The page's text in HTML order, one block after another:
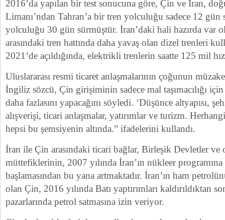
2016’da yapılan bir test sonucuna göre, Çin ve İran,
Limanı’ndan Tahran’a bir tren yolculuğu sadece 12
yolculuğu 30 gün sürmüştür. İran’daki hali hazırda var
arasındaki tren hattında daha yavaş olan dizel trenleri
2021’de açıldığında, elektrikli trenlerin saatte 125 mil
Uluslararası resmi ticaret anlaşmalarının çoğunun
İngiliz sözcü, Çin girişiminin sadece mal taşımacılığı
daha fazlasını yapacağını söyledi. ‘Düşünce altyapısı,
alışverişi, ticari anlaşmalar, yatırımlar ve turizm.
hepsi bu şemsiyenin altında.” ifadelerini kullandı.
İran ile Çin arasındaki ticari bağlar, Birleşik Devletler ve
müttefiklerinin, 2007 yılında İran’ın nükleer programına
başlamasından bu yana artmaktadır. İran’ın ham
olan Çin, 2016 yılında Batı yaptırımları kaldırıldıktan
pazarlarında petrol satmasına izin veriyor.